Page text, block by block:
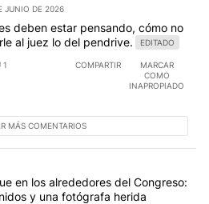
JUNIO DE 2026
deben estar pensando, cómo no
al juez lo del pendrive.
EDITADO
1 COMPARTIR
MARCAR
COMO
INAPROPIADO
MÁS COMENTARIOS
con más comentarios en los
el título "La violencia sigue en los
en los alrededores del Congreso:
y una fotógrafa herida